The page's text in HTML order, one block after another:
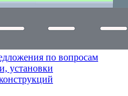
по вопросам
установки